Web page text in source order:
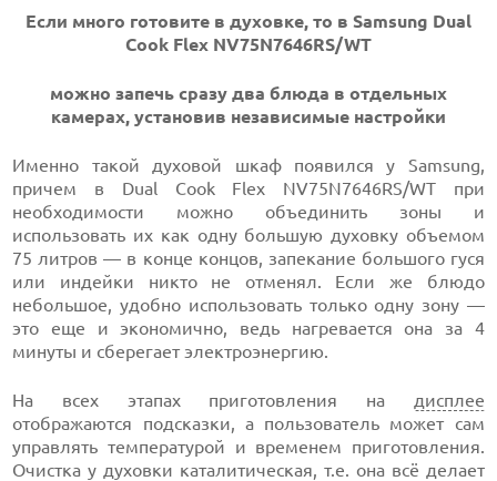
Если много готовите в духовке, то в Samsung Dual
Cook Flex NV75N7646RS/WT
можно запечь сразу два блюда в отдельных
камерах, установив независимые настройки
Именно такой духовой шкаф появился у Samsung,
причем в Dual Cook Flex NV75N7646RS/WT при
необходимости можно объединить зоны и
использовать их как одну большую духовку объемом
75 литров — в конце концов, запекание большого гуся
или индейки никто не отменял. Если же блюдо
небольшое, удобно использовать только одну зону —
это еще и экономично, ведь нагревается она за 4
минуты и сберегает электроэнергию.
На всех этапах приготовления на
дисплее
отображаются подсказки, а пользователь может сам
управлять температурой и временем приготовления.
Очистка у духовки каталитическая, т.е. она всё делает